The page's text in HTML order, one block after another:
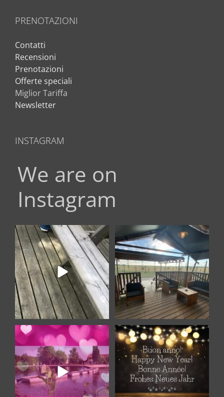
PRENOTAZIONI
Contatti
Recensioni
Prenotazioni
Offerte speciali
Miglior Tariffa
Newsletter
INSTAGRAM
We are on
Instagram
Quando il lusso incontra la
natura: benvenuti nel...
17 0
BOOK YOUR HOLIDAY GATEWAY
AT TENUTA REGINA
11 0
LOVE IS IN THE AIR
Amici di Tenuta...
7 0
Tanti Auguri a tutti voi!
Che il nuovo...
7 0